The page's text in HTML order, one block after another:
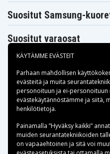
Suositut Samsung-
Suositut varaosat
Maksuvaihtoehdot
Toimitusvaihtoehdot
KÄYTÄMME EVÄSTEIT
Parhaan mahdollisen
evästeitä ja muita
personoituun ja ei-personoituun
evästekäytännöstämme ja siitä,
henkilötietoja.
Painamalla ”Hyväksy kaikki”
muiden seurantatekniikoiden
on vapaaehtoinen ja sitä voi